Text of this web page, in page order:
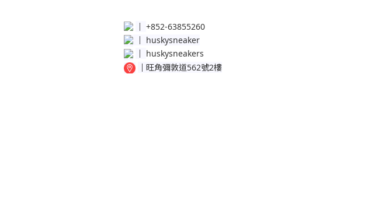
│ +852-63855260
huskysneaker
huskysneakers
│ 旺角彌敦道562號2樓